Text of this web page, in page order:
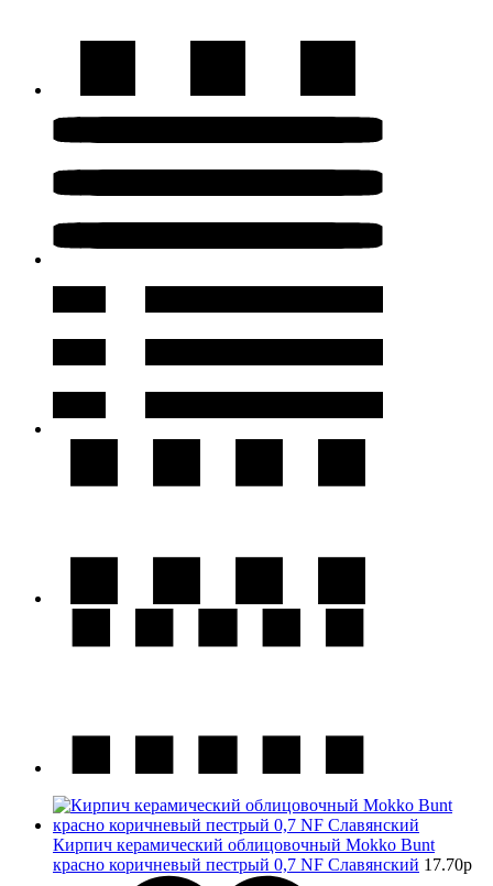
Кирпич керамический облицовочный Mokko Bunt
красно коричневый пестрый 0,7 NF Славянский 17.70p